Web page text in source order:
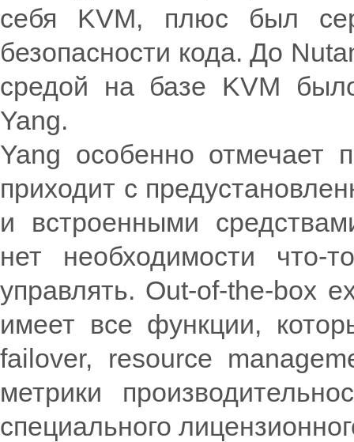
себя KVM, плюс был
безопасности кода. До
средой на базе KVM
Yang.
Yang особенно отмечает
приходит с
и встроенными
нет необходимости
управлять. Out-of-the-box
имеет все функции,
failover, resource
метрики
специального